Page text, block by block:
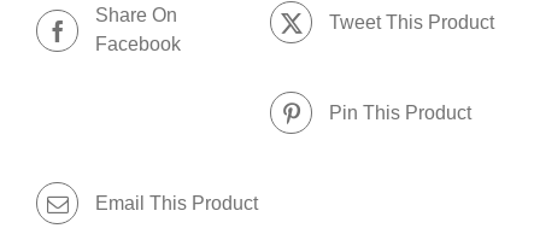
Share On
Facebook
Tweet This Product
Pin This Product
Email This Product